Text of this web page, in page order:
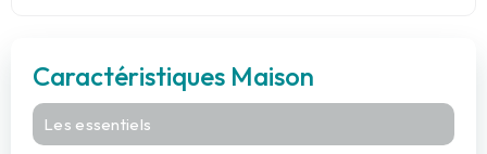
Caractéristiques Maison
Les essentiels